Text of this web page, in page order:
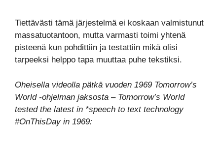
Tiettävästi tämä järjestelmä ei koskaan valmistunut
massatuotantoon, mutta varmasti toimi yhtenä
pisteenä kun pohdittiin ja testattiin mikä olisi
tarpeeksi helppo tapa muuttaa puhe tekstiksi.
Oheisella videolla pätkä vuoden 1969 Tomorrow’s
World -ohjelman jaksosta – Tomorrow’s World
tested the latest in *speech to text technology
#OnThisDay in 1969: